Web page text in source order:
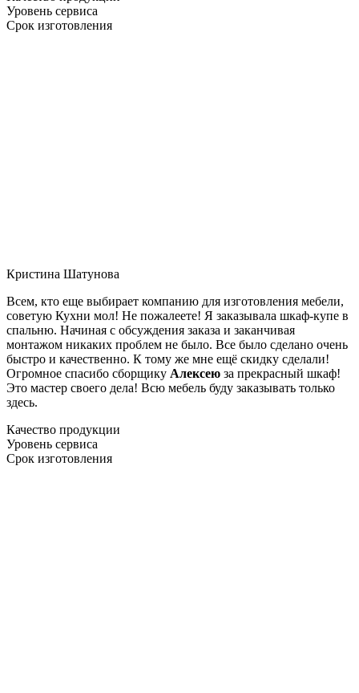
Уровень сервиса
Срок изготовления
Кристина Шатунова
Всем, кто еще выбирает компанию для изготовления мебели,
советую Кухни мол! Не пожалеете! Я заказывала шкаф-купе в
спальню. Начиная с обсуждения заказа и заканчивая
монтажом никаких проблем не было. Все было сделано очень
быстро и качественно. К тому же мне ещё скидку сделали!
Огромное спасибо сборщику Алексею за прекрасный шкаф!
Это мастер своего дела! Всю мебель буду заказывать только
здесь.
Качество продукции
Уровень сервиса
Срок изготовления